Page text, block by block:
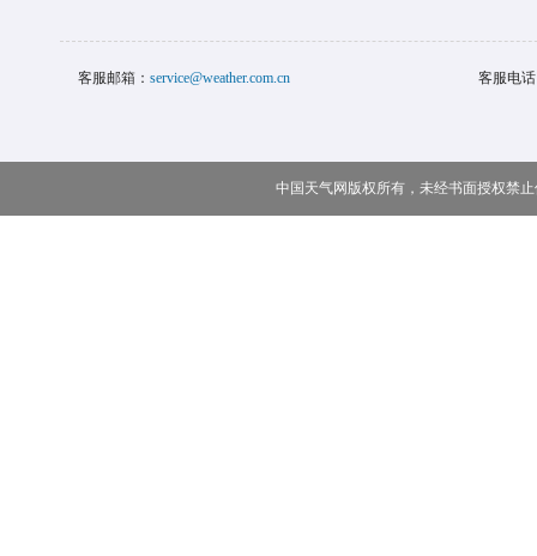
客服邮箱： service@weather.com.cn 客服电
中国天气网版权所有，未经书面授权